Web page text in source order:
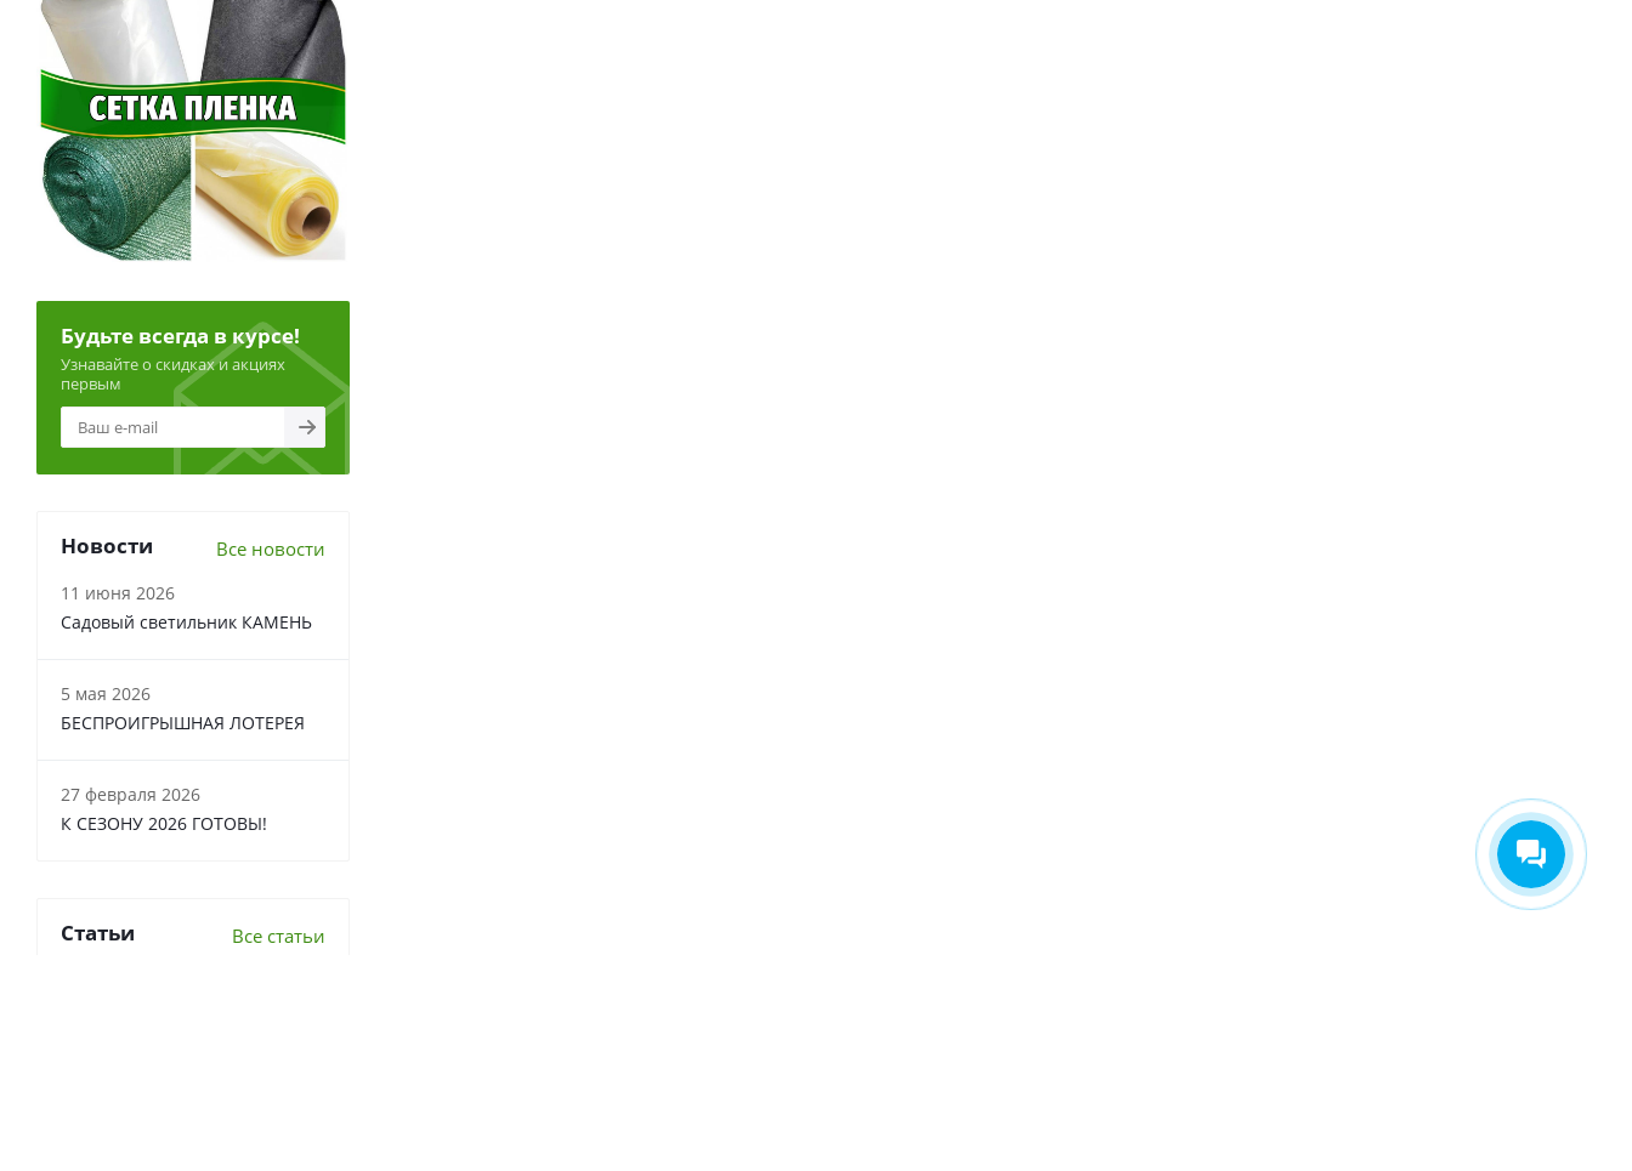
Будьте всегда в курсе!
Узнавайте о скидках и акциях
первым
Новости Все новости
11 июня 2026
Садовый светильник КАМЕНЬ
5 мая 2026
БЕСПРОИГРЫШНАЯ ЛОТЕРЕЯ
27 февраля 2026
К СЕЗОНУ 2026 ГОТОВЫ!
Статьи Все статьи